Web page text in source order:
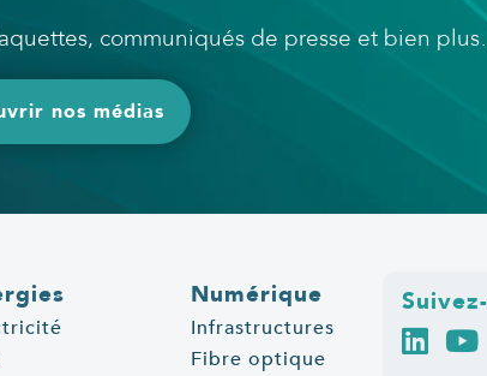
communiqués de presse et bien
nos médias
Numérique
Infrastructures
Fibre optique